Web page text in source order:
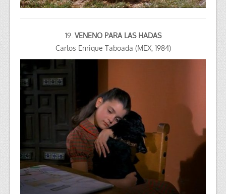
19. VENENO PARA LAS HADAS
Carlos Enrique Taboada (MEX, 1984)